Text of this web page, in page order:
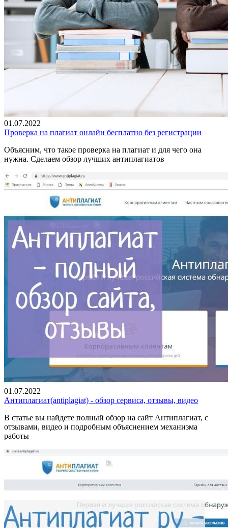
01.07.2022
Проверка на плагиат онлайн бесплатно без регистрации
Объясним, что такое проверка на плагиат и для чего она
нужна. Сделаем обзор лучших антиплагиатов
01.07.2022
Антиплагиат(antiplagiat) - обзор сервиса, отзывы, видео
В статье вы найдете полный обзор на сайт Антиплагиат, с
отзывами, видео и подробным объяснением механизма
работы